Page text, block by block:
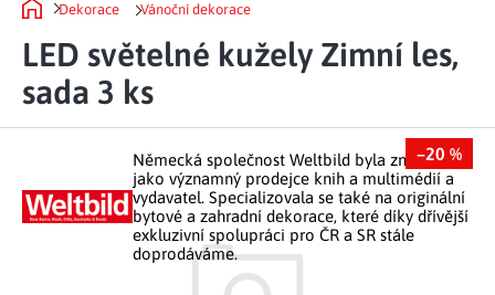
Bytové dekorace
Zahradní dekorace
Květiny a věnce
Světelné dekorace
Fontány a kašny
Velikonoční dekorace
Bytový textil
Předsíň a chodba
Koupelna a záchod
Ložnice a šatna
Kuchyně
Kuchyňské pomůcky
Prostírání a stolování
Příprava nápojů
Grilování a smažení
Koupelnový nábytek
Nábytek do předsíně
Zahrada
Zahradní doplňky
Dekorace Vánoční dekorace
LED světelné kužely Zimní les,
sada 3 ks
Německá společnost Weltbild byla známá
jako významný prodejce knih a multimédií a
vydavatel. Specializovala se také na originální
bytové a zahradní dekorace, které díky dřívější
exkluzivní spolupráci pro ČR a SR stále
doprodáváme.
–20 %